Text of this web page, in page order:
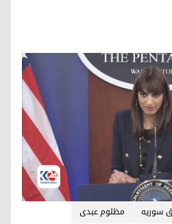
سوریه
مظلوم عبدی